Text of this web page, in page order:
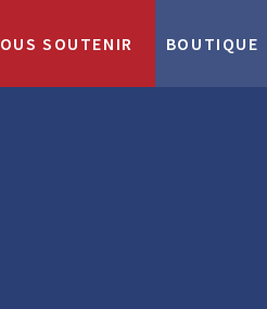
SOUTENIR BOUTIQUE